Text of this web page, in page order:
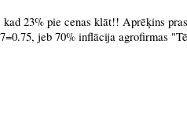
kad 23% pie cenas klāt!! Aprēķins
jeb 70% inflācija agrofirmas